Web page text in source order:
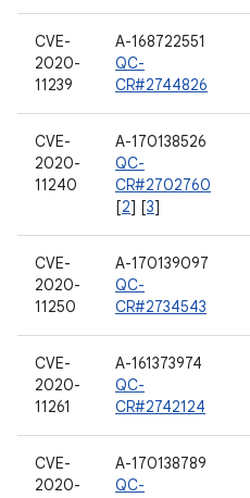
CVE-
2020-
11239
A-168722551
QC-
CR#2744826
CVE-
2020-
11240
A-170138526
QC-
CR#2702760
[2] [3]
CVE-
2020-
11250
A-170139097
QC-
CR#2734543
CVE-
2020-
11261
A-161373974
QC-
CR#2742124
CVE-
2020-
A-170138789
QC-